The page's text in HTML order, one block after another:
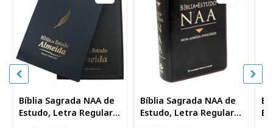
Bíblia Sagrada NAA de
Estudo, Letra Regular,
Bíblia Sagrada NAA de
Estudo, Letra Regular,